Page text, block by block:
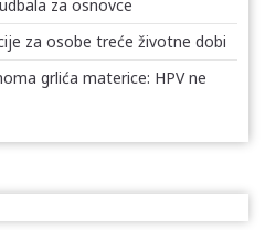
za osnovce
za osobe treće životne dobi
grlića materice: HPV ne